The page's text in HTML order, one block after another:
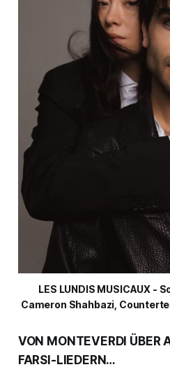
Cameron Shahbazi,
VON MONTEVERDI ÜBER
FARSI-LIEDERN…